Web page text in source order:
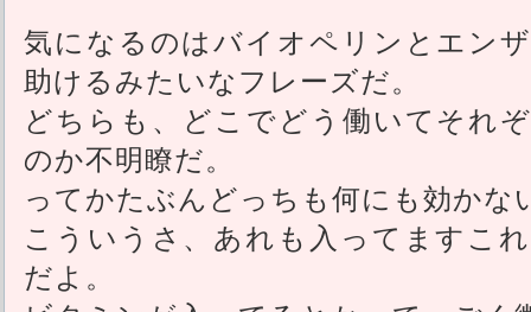
気になるのはバイオペリンとエン
助けるみたいなフレーズだ。
どちらも、どこでどう働いてそれ
のか不明瞭だ。
ってかたぶんどっちも何にも効かな
こういうさ、あれも入ってますこ
だよ。